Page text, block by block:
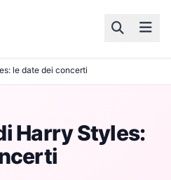
le date dei concerti
Harry Styles: